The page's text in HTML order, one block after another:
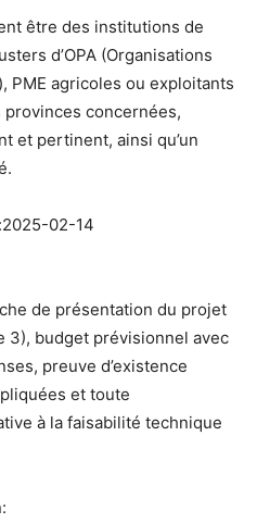
être des institutions de
d’OPA (Organisations
PME agricoles ou exploitants
concernées,
et pertinent, ainsi qu’un
02-14
de présentation du projet
3), budget prévisionnel avec
preuve d’existence
et toute
à la faisabilité technique